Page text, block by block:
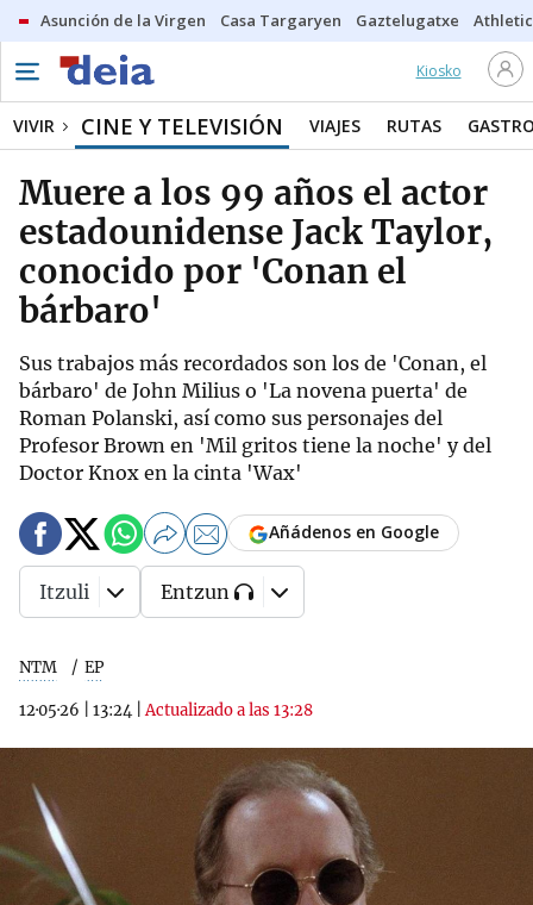
Asunción de la Virgen Casa Targaryen Gaztelugatxe Athletic
Kiosko
VIVIR CINE Y TELEVISIÓN VIAJES RUTAS
Muere a los 99 años el actor
estadounidense Jack Taylor,
conocido por 'Conan el
bárbaro'
Sus trabajos más recordados son los de 'Conan, el
bárbaro' de John Milius o 'La novena puerta' de
Roman Polanski, así como sus personajes del
Profesor Brown en 'Mil gritos tiene la noche' y del
Doctor Knox en la cinta 'Wax'
NTM EP
12·05·26 13:24 |Actualizado a las 13:28
Añádenos en Google
Itzuli Entzun